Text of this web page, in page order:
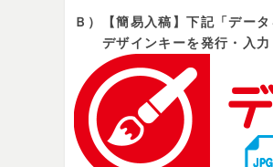
Ｂ）【簡易入稿】下記「デー
デザインキーを発行・入力